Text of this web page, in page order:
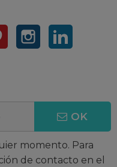
PinterestInstagram
OK
momento. Para
de contacto en el